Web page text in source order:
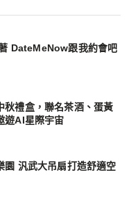
DateMeNow跟我約會吧
秋禮盒，聯名茶酒、蛋黃
遊AI星際宇宙
園 汎武大吊扇打造舒適空